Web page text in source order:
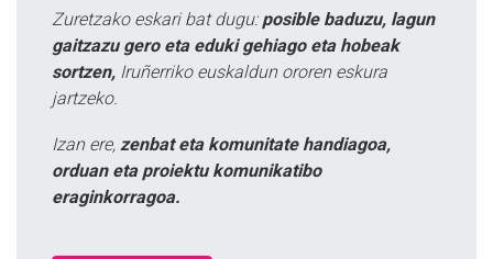
Zuretzako eskari bat dugu: posible baduzu, lagun
gaitzazu gero eta eduki gehiago eta hobeak
sortzen, Iruñerriko euskaldun ororen eskura
jartzeko.
Izan ere, zenbat eta komunitate handiagoa,
orduan eta proiektu komunikatibo
eraginkorragoa.